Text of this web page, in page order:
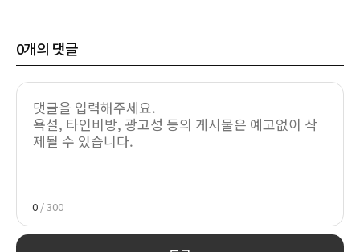
0개의 댓글
0 / 300